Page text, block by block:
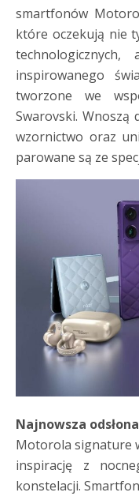
smartfonów
które oczekują nie
inspirowanego
tworzone we
Swarovski.
wzornictwo oraz
parowane są ze
Najnowsza
Motorola signature
inspirację z
konstelacji.